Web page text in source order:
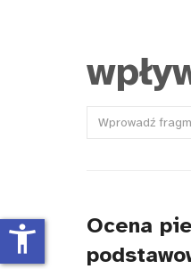
Wprowadź
Ocena
accessibility_new